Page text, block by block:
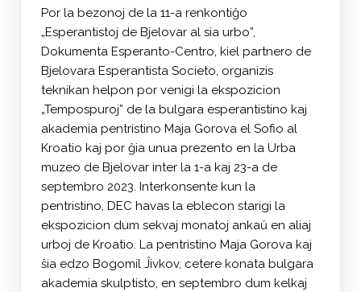
Por la bezonoj de la 11-a renkontiĝo
„Esperantistoj de Bjelovar al sia urbo”,
Dokumenta Esperanto-Centro, kiel partnero de
Bjelovara Esperantista Societo, organizis
teknikan helpon por venigi la ekspozicion
„Tempospuroj” de la bulgara esperantistino kaj
akademia pentristino Maja Gorova el Sofio al
Kroatio kaj por ĝia unua prezento en la Urba
muzeo de Bjelovar inter la 1-a kaj 23-a de
septembro 2023. Interkonsente kun la
pentristino, DEC havas la eblecon starigi la
ekspozicion dum sekvaj monatoj ankaŭ en aliaj
urboj de Kroatio. La pentristino Maja Gorova kaj
ŝia edzo Bogomil Ĵivkov, cetere konata bulgara
akademia skulptisto, en septembro dum kelkaj